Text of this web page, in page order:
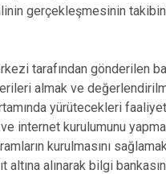
gerçekleşmesinin
tarafından gönderilen
almak ve
yürütecekleri
internet kurulumunu
kurulmasını
alınarak bilgi